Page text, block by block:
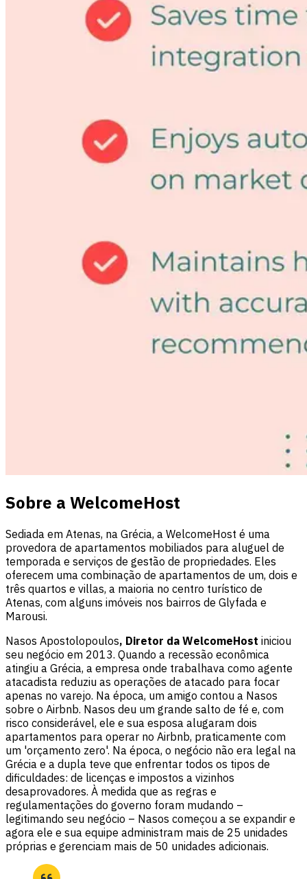
Sobre a WelcomeHost
Sediada em Atenas, na Grécia, a WelcomeHost é uma
provedora de apartamentos mobiliados para aluguel de
temporada e serviços de gestão de propriedades. Eles
oferecem uma combinação de apartamentos de um, dois e
três quartos e villas, a maioria no centro turístico de
Atenas, com alguns imóveis nos bairros de Glyfada e
Marousi.
Nasos Apostolopoulos, Diretor da WelcomeHost iniciou
seu negócio em 2013. Quando a recessão econômica
atingiu a Grécia, a empresa onde trabalhava como agente
atacadista reduziu as operações de atacado para focar
apenas no varejo. Na época, um amigo contou a Nasos
sobre o Airbnb. Nasos deu um grande salto de fé e, com
risco considerável, ele e sua esposa alugaram dois
apartamentos para operar no Airbnb, praticamente com
um 'orçamento zero'. Na época, o negócio não era legal na
Grécia e a dupla teve que enfrentar todos os tipos de
dificuldades: de licenças e impostos a vizinhos
desaprovadores. À medida que as regras e
regulamentações do governo foram mudando –
legitimando seu negócio – Nasos começou a se expandir e
agora ele e sua equipe administram mais de 25 unidades
próprias e gerenciam mais de 50 unidades adicionais.